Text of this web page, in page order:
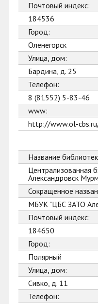
Почтовый индекс:
184536
Город:
Оленегорск
Улица, дом:
Бардина, д. 25
Телефон:
8 (81552) 5-83-46
www:
http://www.ol-
Название
Централизованная
Александровск
Сокращенное
МБУК "ЦБС ЗАТО
Почтовый индекс:
184650
Город:
Полярный
Улица, дом:
Сивко, д. 11
Телефон: